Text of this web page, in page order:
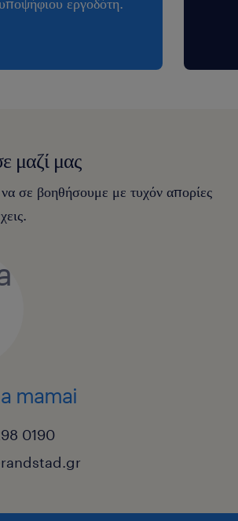
μαζί μας
σε βοηθήσουμε με τυχόν απορίες
mamai
0190